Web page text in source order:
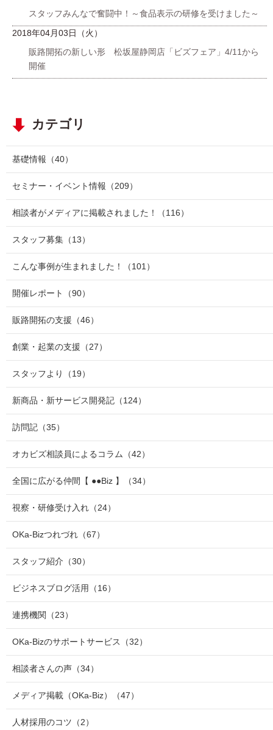
スタッフみんなで奮闘中！～食品表示の研修を受けました～
2018年04月03日（火）
販路開拓の新しい形 松坂屋静岡店「ビズフェア」4/11から
開催
カテゴリ
基礎情報 （40）
セミナー・イベント情報 （209）
相談者がメディアに掲載されました！ （116）
スタッフ募集 （13）
こんな事例が生まれました！ （101）
開催レポート （90）
販路開拓の支援 （46）
創業・起業の支援 （27）
スタッフより （19）
新商品・新サービス開発記 （124）
訪問記 （35）
オカビズ相談員によるコラム （42）
全国に広がる仲間【 ●●Biz 】 （34）
視察・研修受け入れ （24）
OKa-Bizつれづれ （67）
スタッフ紹介 （30）
ビジネスブログ活用 （16）
連携機関 （23）
OKa-Bizのサポートサービス （32）
相談者さんの声 （34）
メディア掲載（OKa-Biz） （47）
人材採用のコツ （2）